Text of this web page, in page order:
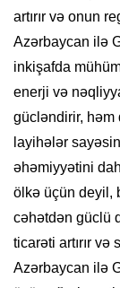
artırır və onun
Azərbaycan ilə
inkişafda
enerji və
gücləndirir, həm
layihələr
əhəmiyyətini
ölkə üçün deyil,
cəhətdən güclü
ticarəti artırır və
Azərbaycan ilə